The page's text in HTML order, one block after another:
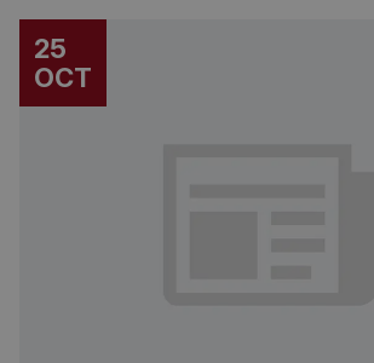
25
OCT